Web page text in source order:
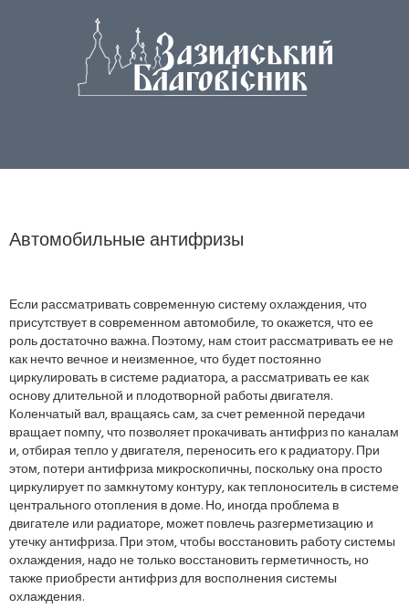
Автомобильные антифризы
Если рассматривать современную систему охлаждения, что
присутствует в современном автомобиле, то окажется, что ее
роль достаточно важна. Поэтому, нам стоит рассматривать ее не
как нечто вечное и неизменное, что будет постоянно
циркулировать в системе радиатора, а рассматривать ее как
основу длительной и плодотворной работы двигателя.
Коленчатый вал, вращаясь сам, за счет ременной передачи
вращает помпу, что позволяет прокачивать антифриз по каналам
и, отбирая тепло у двигателя, переносить его к радиатору. При
этом, потери антифриза микроскопичны, поскольку она просто
циркулирует по замкнутому контуру, как теплоноситель в системе
центрального отопления в доме. Но, иногда проблема в
двигателе или радиаторе, может повлечь разгерметизацию и
утечку антифриза. При этом, чтобы восстановить работу системы
охлаждения, надо не только восстановить герметичность, но
также приобрести антифриз для восполнения системы
охлаждения.